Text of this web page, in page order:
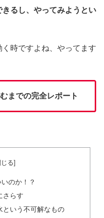
きるし、やってみようとい
時ですよね、やってます
までの完全レポート
のか！？
さらす
という不可解なもの